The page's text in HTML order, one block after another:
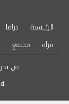
الرئيسية دراما
مرأة
مجتمع
من